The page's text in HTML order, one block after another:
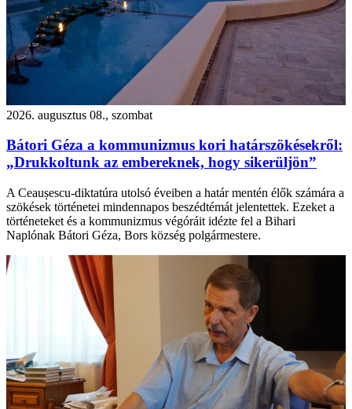
2026. augusztus 08., szombat
Bátori Géza a kommunizmus kori határszökésekről:
„Drukkoltunk az embereknek, hogy sikerüljön”
A Ceaușescu-diktatúra utolsó éveiben a határ mentén élők számára a
szökések történetei mindennapos beszédtémát jelentettek. Ezeket a
történeteket és a kommunizmus végóráit idézte fel a Bihari
Naplónak Bátori Géza, Bors község polgármestere.